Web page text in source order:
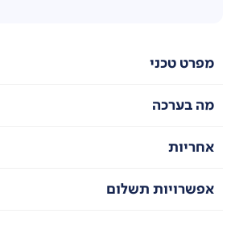
מפרט טכני
מה בערכה
אחריות
אפשרויות תשלום